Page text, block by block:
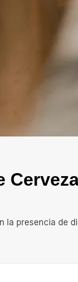
la presencia de